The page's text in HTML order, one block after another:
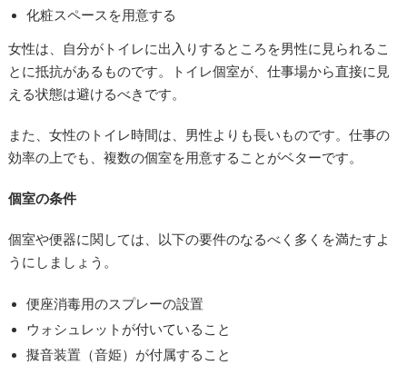
化粧スペースを用意する
女性は、自分がトイレに出入りするところを男性に見られるこ
とに抵抗があるものです。トイレ個室が、仕事場から直接に見
える状態は避けるべきです。
また、女性のトイレ時間は、男性よりも長いものです。仕事の
効率の上でも、複数の個室を用意することがベターです。
個室の条件
個室や便器に関しては、以下の要件のなるべく多くを満たすよ
うにしましょう。
便座消毒用のスプレーの設置
ウォシュレットが付いていること
擬音装置（音姫）が付属すること